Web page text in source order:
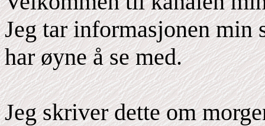
Jeg tar informasjonen
har øyne å se med.
Jeg skriver dette om